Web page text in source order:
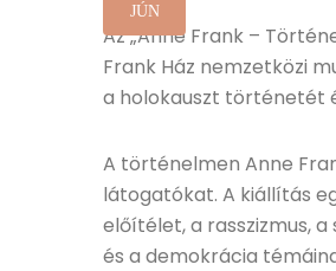
JÚN
Az „Anne Frank –
Frank Ház nemzetközi
a holokauszt történetét
A történelmen Anne
látogatókat. A kiállítás
előítélet, a rasszizmus,
és a demokrácia